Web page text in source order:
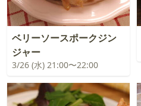
ベリーソースポークジン
ジャー
3/26 (水) 21:00〜22:00